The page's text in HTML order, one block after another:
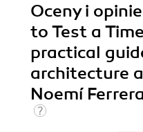
Oceny i
to Test a
practical
architecture
Noemí